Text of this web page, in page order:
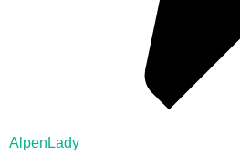
AlpenLady